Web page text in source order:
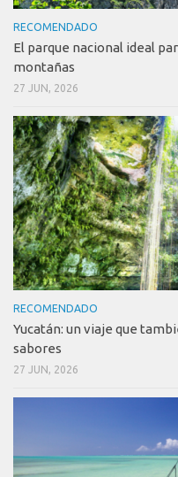
RECOMENDADO
El parque nacional ideal
montañas
27 JUN, 2026
RECOMENDADO
Yucatán: un viaje que
sabores
27 JUN, 2026